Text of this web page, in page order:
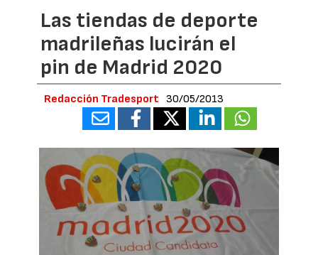
Las tiendas de deporte
madrileñas lucirán el
pin de Madrid 2020
Redacción Tradesport 30/05/2013